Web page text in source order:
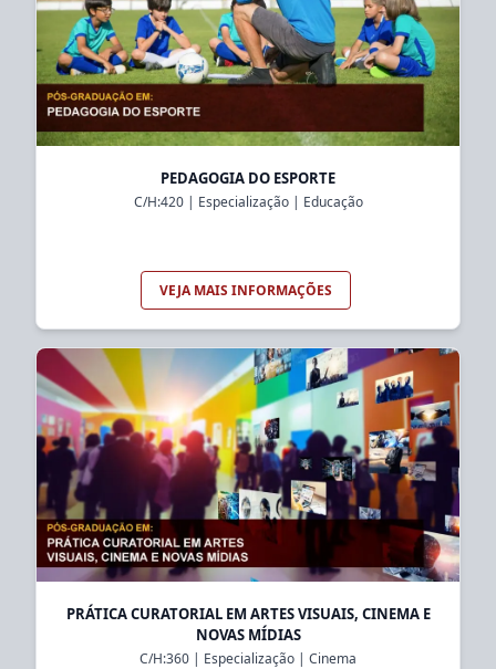
PEDAGOGIA DO ESPORTE
C/H:420| Especialização| Educação
VEJA MAIS INFORMAÇÕES
PRÁTICA CURATORIAL EM ARTES VISUAIS, CINEMA E
NOVAS MÍDIAS
C/H:360 | Especialização | Cinema